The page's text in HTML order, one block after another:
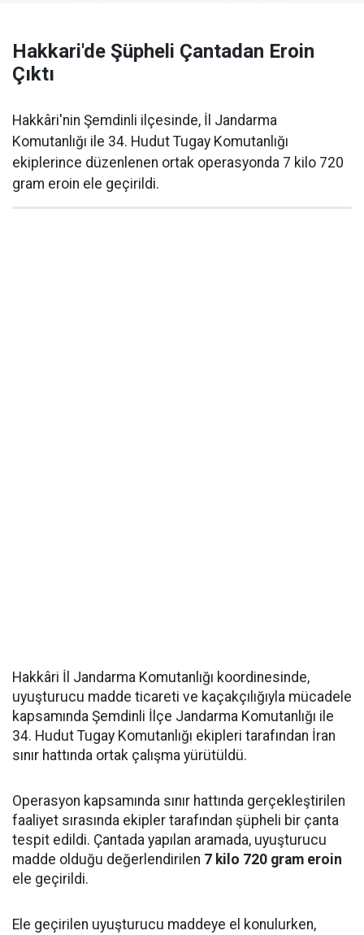
Hakkari'de Şüpheli Çantadan Eroin
Çıktı
Hakkâri'nin Şemdinli ilçesinde, İl Jandarma
Komutanlığı ile 34. Hudut Tugay Komutanlığı
ekiplerince düzenlenen ortak operasyonda 7 kilo 720
gram eroin ele geçirildi.
Hakkâri İl Jandarma Komutanlığı koordinesinde,
uyuşturucu madde ticareti ve kaçakçılığıyla mücadele
kapsamında Şemdinli İlçe Jandarma Komutanlığı ile
34. Hudut Tugay Komutanlığı ekipleri tarafından İran
sınır hattında ortak çalışma yürütüldü.
Operasyon kapsamında sınır hattında gerçekleştirilen
faaliyet sırasında ekipler tarafından şüpheli bir çanta
tespit edildi. Çantada yapılan aramada, uyuşturucu
madde olduğu değerlendirilen 7 kilo 720 gram eroin
ele geçirildi.
Ele geçirilen uyuşturucu maddeye el konulurken,